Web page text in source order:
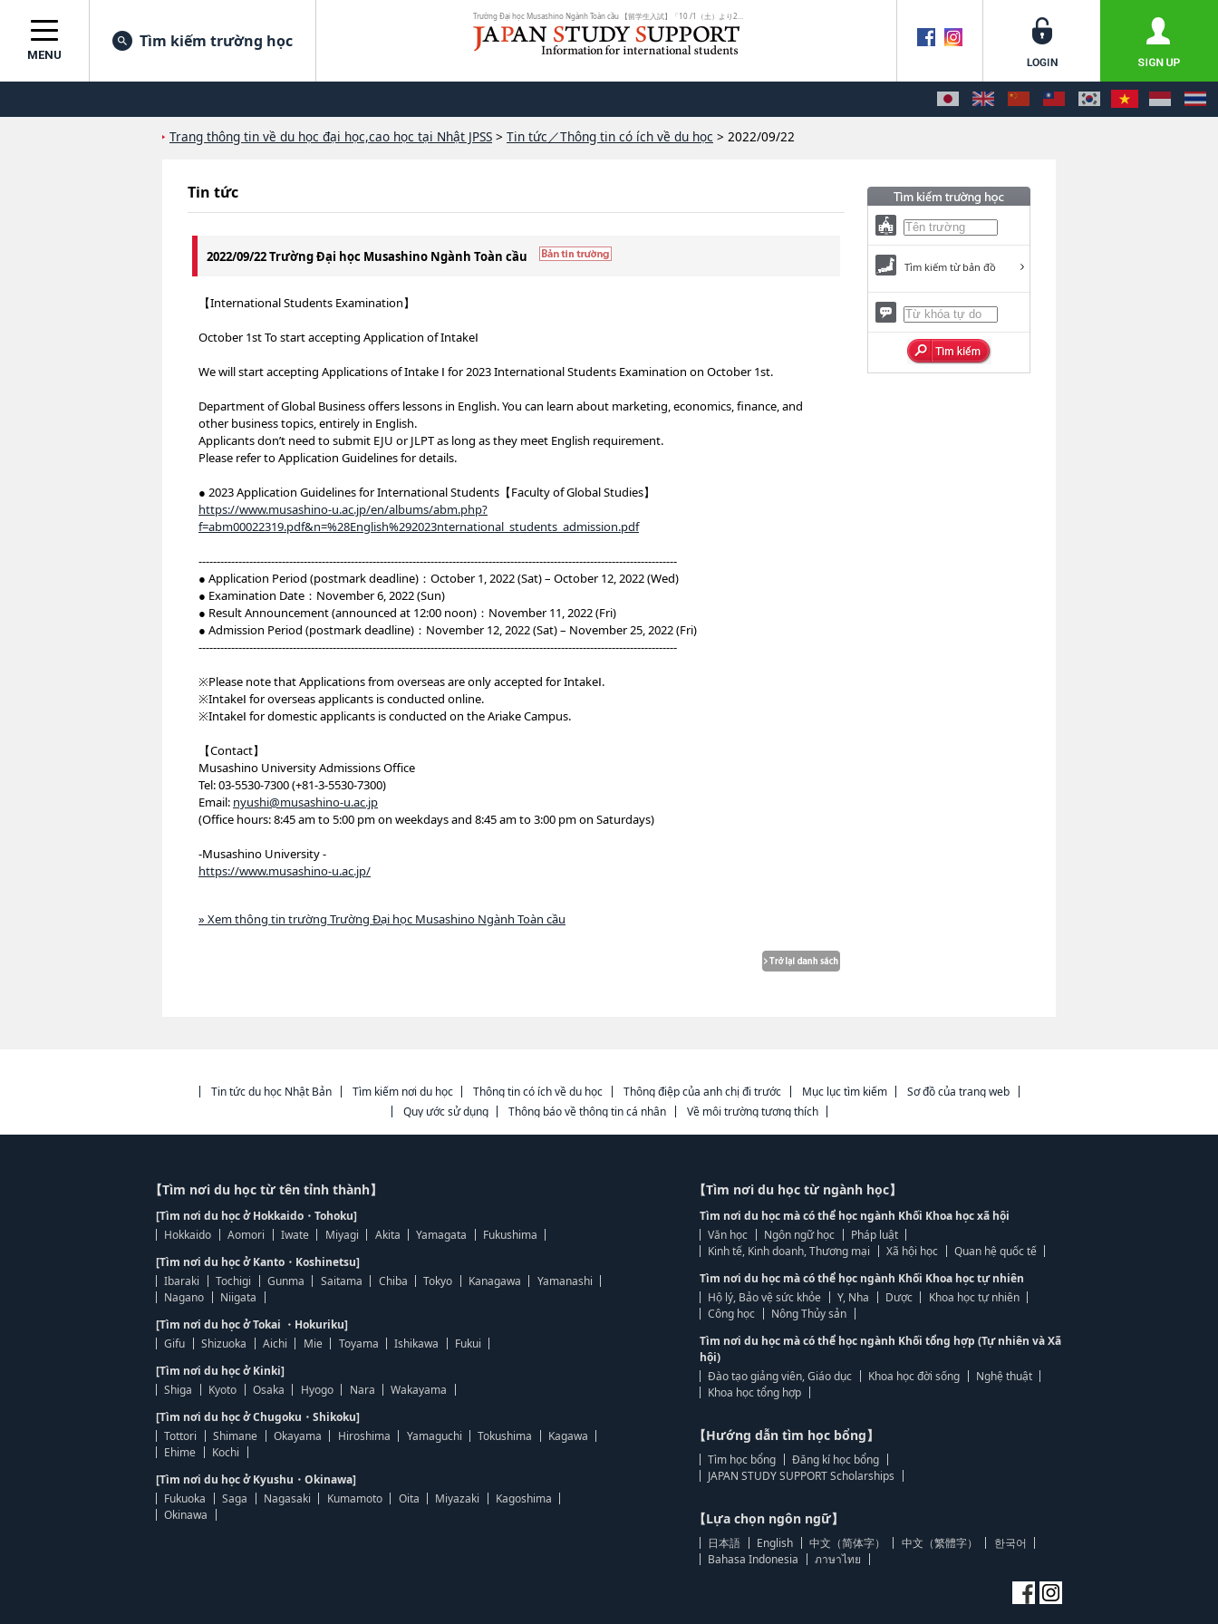
MENU
Tìm kiếm trường học
Trang thông tin về du học đại học,cao học tại Nhật JPSS > Tin tức／Thông tin có ích về du học > 2022/09/22
Tin tức
2022/09/22 Trường Đại học Musashino Ngành Toàn cầu
【International Students Examination】
October 1st To start accepting Application of IntakeⅠ
We will start accepting Applications of Intake Ⅰ for 2023 International Students Examination on October 1st.
Department of Global Business offers lessons in English. You can learn about marketing, economics, finance, and
other business topics, entirely in English.
Applicants don’t need to submit EJU or JLPT as long as they meet English requirement.
Please refer to Application Guidelines for details.
● 2023 Application Guidelines for International Students【Faculty of Global Studies】
https://www.musashino-u.ac.jp/en/albums/abm.php?
f=abm00022319.pdf&n=%28English%292023nternational_students_admission.pdf
------------------------------------------------------------------------------------------------------------------------------------
● Application Period (postmark deadline)：October 1, 2022 (Sat) – October 12, 2022 (Wed)
● Examination Date：November 6, 2022 (Sun)
● Result Announcement (announced at 12:00 noon)：November 11, 2022 (Fri)
● Admission Period (postmark deadline)：November 12, 2022 (Sat) – November 25, 2022 (Fri)
------------------------------------------------------------------------------------------------------------------------------------
※Please note that Applications from overseas are only accepted for IntakeⅠ.
※IntakeⅠ for overseas applicants is conducted online.
※IntakeⅠ for domestic applicants is conducted on the Ariake Campus.
【Contact】
Musashino University Admissions Office
Tel: 03-5530-7300 (+81-3-5530-7300)
Email: nyushi@musashino-u.ac.jp
(Office hours: 8:45 am to 5:00 pm on weekdays and 8:45 am to 3:00 pm on Saturdays)
-Musashino University -
https://www.musashino-u.ac.jp/
» Xem thông tin trường Trường Đại học Musashino Ngành Toàn cầu
Tìm kiếm từ bản đồ
Tin tức du học Nhật Bản Tìm kiếm nơi du học Thông tin có ích về du học Thông điệp của anh chị đi trước Mục lục tìm kiếm
Sơ đồ của trang web
Quy ước sử dụng
Thông báo về thông tin cá nhân Về môi trường tương thích
【Tìm nơi du học từ tên tỉnh thành】
[Tìm nơi du học ở Hokkaido・Tohoku]
Hokkaido
Aomori Iwate Miyagi Akita Yamagata
Fukushima
[Tìm nơi du học ở Kanto・Koshinetsu]
Ibaraki
Tochigi Gunma Saitama Chiba Tokyo Kanagawa
Yamanashi
Nagano
Niigata
[Tìm nơi du học ở Tokai ・Hokuriku]
Gifu
Shizuoka Aichi Mie Toyama Ishikawa
Fukui
[Tìm nơi du học ở Kinki]
Shiga
Kyoto Osaka Hyogo Nara
Wakayama
[Tìm nơi du học ở Chugoku・Shikoku]
Tottori
Shimane Okayama Hiroshima Yamaguchi Tokushima
Kagawa
Ehime
Kochi
[Tìm nơi du học ở Kyushu・Okinawa]
Fukuoka
Saga Nagasaki Kumamoto Oita Miyazaki
Kagoshima
Okinawa
【Tìm nơi du học từ ngành học】
Tìm nơi du học mà có thể học ngành Khối Khoa học xã hội
Văn học
Ngôn ngữ học
Pháp luật
Kinh tế, Kinh doanh, Thương mại
Xã hội học
Quan hệ quốc tế
Tìm nơi du học mà có thể học ngành Khối Khoa học tự nhiên
Hộ lý, Bảo vệ sức khỏe
Y, Nha Dược
Khoa học tự nhiên
Công học
Nông Thủy sản
Tìm nơi du học mà có thể học ngành Khối tổng hợp (Tự nhiên và Xã
hội)
Đào tạo giảng viên, Giáo dục
Khoa học đời sống
Nghệ thuật
Khoa học tổng hợp
【Hướng dẫn tìm học bổng】
Tìm học bổng
Đăng kí học bổng
JAPAN STUDY SUPPORT Scholarships
【Lựa chọn ngôn ngữ】
日本語 English 中文（简体字） 中文（繁體字）
한국어
Bahasa Indonesia
ภาษาไทย